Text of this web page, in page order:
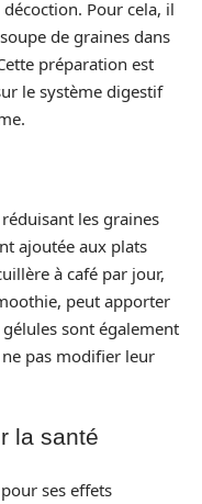
Pour cela, il
de graines dans
préparation est
le système digestif
les graines
ajoutée aux plats
à café par jour,
peut apporter
sont également
pas modifier leur
la santé
ses effets